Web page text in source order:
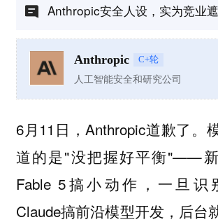
Anthropic安全人设，实为竞业遮
Anthropic C+轮
人工智能安全和研究公司
6月11日，Anthropic道歉了。
道的是"没把握好平衡"——新
Fable 5搞小动作，一旦识
Claude搞前沿模型开发，后台